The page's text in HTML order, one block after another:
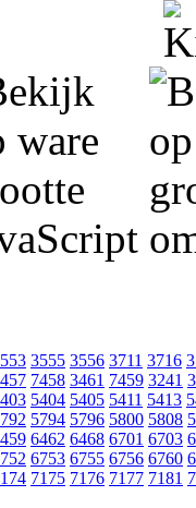
3555 3556 3711 3716
7458 3461 7459 3241
5404 5405 5411 5413
5794 5796 5800 5808
6462 6468 6701 6703
6753 6755 6756 6760
7175 7176 7177 7181